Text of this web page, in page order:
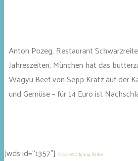
Anton Pozeg, Restaurant
Jahreszeiten, München hat das
Wagyu Beef von Sepp Krätz auf der
und Gemüse – für 14 Euro ist
[wds id=“1357″] Fotos: Wolfgang Ritter